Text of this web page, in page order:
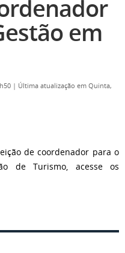
em
| Última atualização em Quinta,
de coordenador para o
de Turismo, acesse os